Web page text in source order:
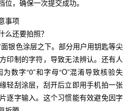
，确保一次提交成功。
事项
么还要拍照？
银色涂层之下。部分用户用钥匙等尖
印制的字符，导致无法辨认。还有人
数字“0”和字母“O”混淆导致核验失
轻刮涂层，刮开后立即用手机拍一张
逐字输入。这个习惯能有效避免因字